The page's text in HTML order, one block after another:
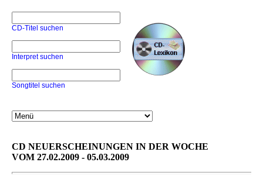
CD-Titel suchen
Interpret suchen
Songtitel suchen
CD NEUERSCHEINUNGEN IN DER WOCHE
VOM 27.02.2009 - 05.03.2009